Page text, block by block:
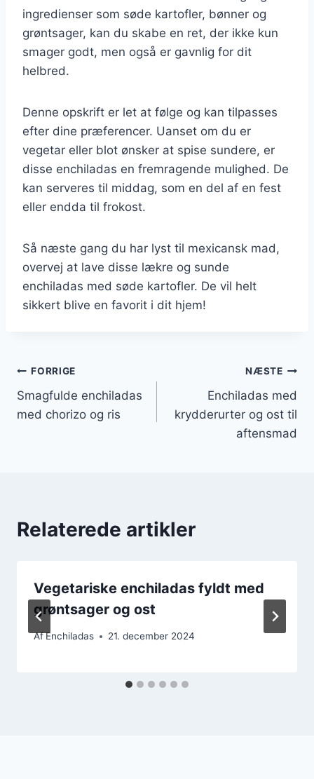
ingredienser som søde kartofler, bønner og
grøntsager, kan du skabe en ret, der ikke kun
smager godt, men også er gavnlig for dit
helbred.
Denne opskrift er let at følge og kan tilpasses
efter dine præferencer. Uanset om du er
vegetar eller blot ønsker at spise sundere, er
disse enchiladas en fremragende mulighed. De
kan serveres til middag, som en del af en fest
eller endda til frokost.
Så næste gang du har lyst til mexicansk mad,
overvej at lave disse lækre og sunde
enchiladas med søde kartofler. De vil helt
sikkert blive en favorit i dit hjem!
Indlægsnavigation
FORRIGE
Smagfulde enchiladas
med chorizo og ris
NÆSTE
Enchiladas med
krydderurter og ost til
aftensmad
Relaterede artikler
Vegetariske enchiladas fyldt med
grøntsager og ost
AfEnchiladas 21. december 2024